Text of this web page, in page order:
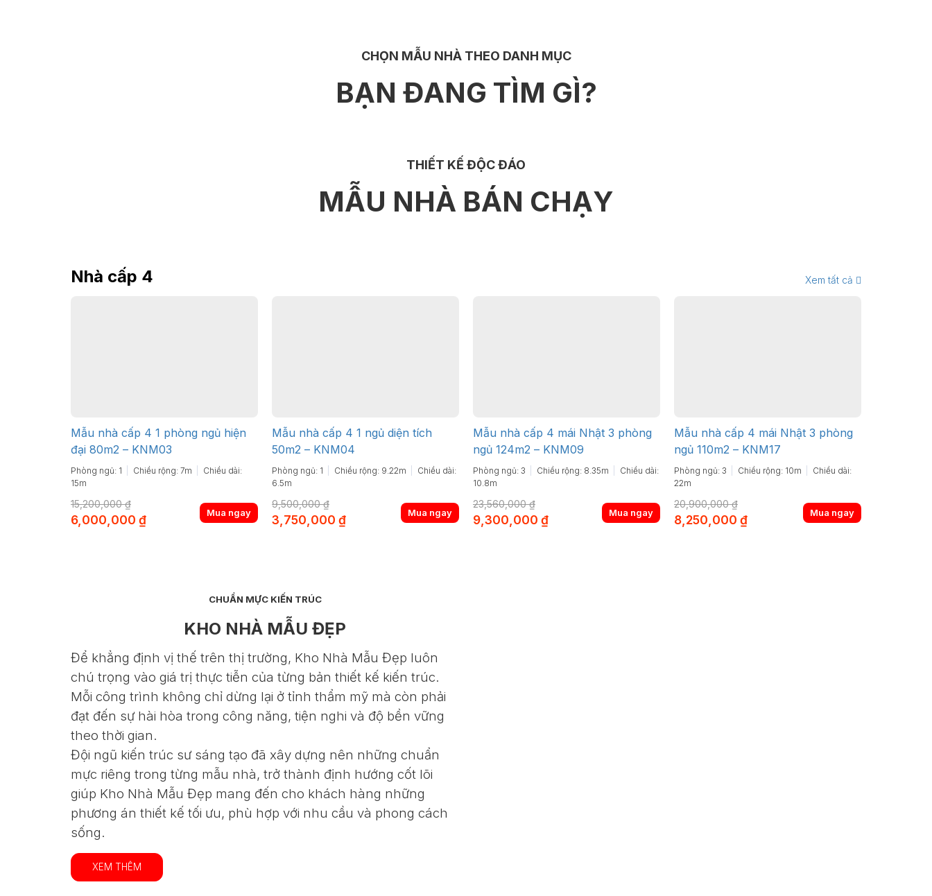
CHỌN MẪU NHÀ THEO DANH MỤC
BẠN ĐANG TÌM GÌ?
THIẾT KẾ ĐỘC ĐÁO
MẪU NHÀ BÁN CHẠY
Nhà cấp 4 Xem tất cả
Mẫu nhà cấp 4 1 phòng ngủ hiện
đại 80m2 – KNM03
Phòng ngủ: 1 Chiều rộng: 7m
Chiều dài:
15m
15,200,000₫
Original
6,000,000 ₫Current
Mua ngay
Mẫu nhà cấp 4 1 ngủ diện tích
50m2 – KNM04
Phòng ngủ: 1 Chiều rộng: 9.22m
Chiều dài:
6.5m
9,500,000₫
Original
3,750,000 ₫Current
Mua ngay
Mẫu nhà cấp 4 mái Nhật 3 phòng
ngủ 124m2 – KNM09
Phòng ngủ: 3 Chiều rộng: 8.35m
Chiều dài:
10.8m
23,560,000₫
Original
9,300,000 ₫Current
Mua ngay
Mẫu nhà cấp 4 mái Nhật 3 phòng
ngủ 110m2 – KNM17
Phòng ngủ: 3 Chiều rộng: 10m
Chiều dài:
22m
20,900,000₫
Original
8,250,000 ₫Current
Mua ngay
CHUẨN MỰC KIẾN TRÚC
KHO NHÀ MẪU ĐẸP
Để khẳng định vị thế trên thị trường, Kho Nhà Mẫu Đẹp luôn
chú trọng vào giá trị thực tiễn của từng bản thiết kế kiến trúc.
Mỗi công trình không chỉ dừng lại ở tỉnh thẩm mỹ mà còn phải
đạt đến sự hài hòa trong công năng, tiện nghi và độ bền vững
theo thời gian.
Đội ngũ kiến trúc sư sáng tạo đã xây dựng nên những chuẩn
mực riêng trong từng mẫu nhà, trở thành định hướng cốt lõi
giúp Kho Nhà Mẫu Đẹp mang đến cho khách hàng những
phương án thiết kế tối ưu, phù hợp với nhu cầu và phong cách
sống.
XEM THÊM